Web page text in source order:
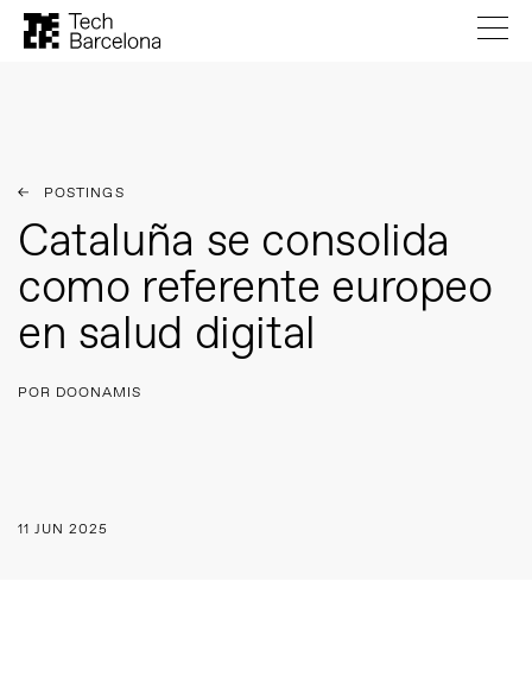
POSTINGS
Cataluña se consolida
como referente europeo
en salud digital
POR DOONAMIS
11 JUN 2025